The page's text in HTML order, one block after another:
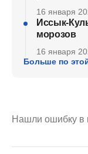
16 января
Иссык-
морозов
16 января
Больше по
Нашли ошибку в